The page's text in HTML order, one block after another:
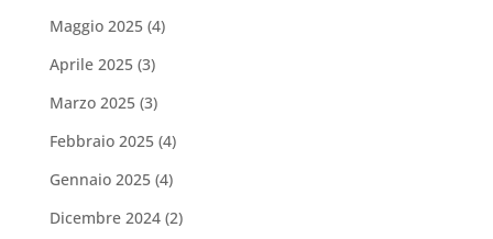
Maggio 2025(4)
Aprile 2025(3)
Marzo 2025(3)
Febbraio 2025(4)
Gennaio 2025(4)
Dicembre 2024(2)